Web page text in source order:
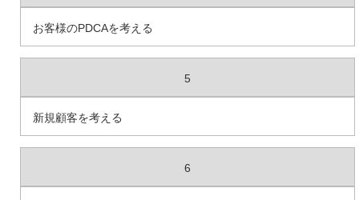
お客様のPDCAを考える
5
新規顧客を考える
6